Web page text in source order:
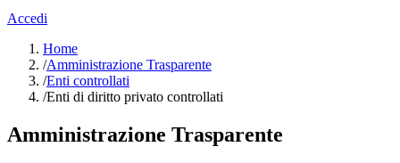
Accedi
Home
/Amministrazione Trasparente
/Enti controllati
/Enti di diritto privato controllati
Amministrazione Trasparente